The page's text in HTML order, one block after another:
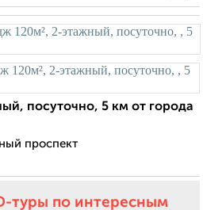
посуточно, 5 км от города
проспект
туры по интересным